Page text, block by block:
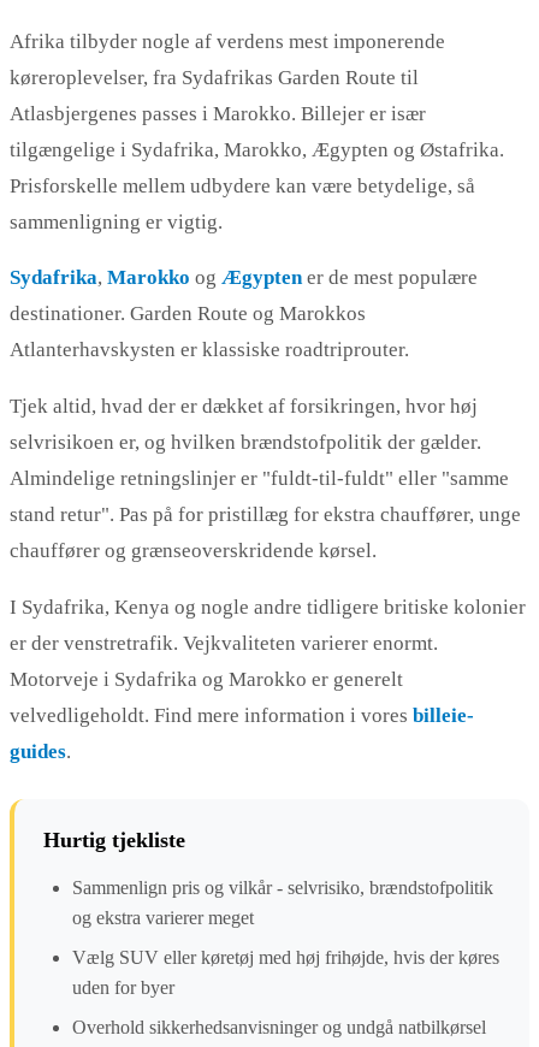
Afrika tilbyder nogle af verdens mest imponerende
køreroplevelser, fra Sydafrikas Garden Route til
Atlasbjergenes passes i Marokko. Billejer er især
tilgængelige i Sydafrika, Marokko, Ægypten og Østafrika.
Prisforskelle mellem udbydere kan være betydelige, så
sammenligning er vigtig.
Sydafrika, Marokko og Ægyptener de mest populære
destinationer. Garden Route og Marokkos
Atlanterhavskysten er klassiske roadtriprouter.
Tjek altid, hvad der er dækket af forsikringen, hvor høj
selvrisikoen er, og hvilken brændstofpolitik der gælder.
Almindelige retningslinjer er "fuldt-til-fuldt" eller "samme
stand retur". Pas på for pristillæg for ekstra chauffører, unge
chauffører og grænseoverskridende kørsel.
I Sydafrika, Kenya og nogle andre tidligere britiske kolonier
er der venstretrafik. Vejkvaliteten varierer enormt.
Motorveje i Sydafrika og Marokko er generelt
velvedligeholdt. Find mere information i vores billeie-
guides.
Hurtig tjekliste
Sammenlign pris og vilkår - selvrisiko, brændstofpolitik
og ekstra varierer meget
Vælg SUV eller køretøj med høj frihøjde, hvis der køres
uden for byer
Overhold sikkerhedsanvisninger og undgå natbilkørsel